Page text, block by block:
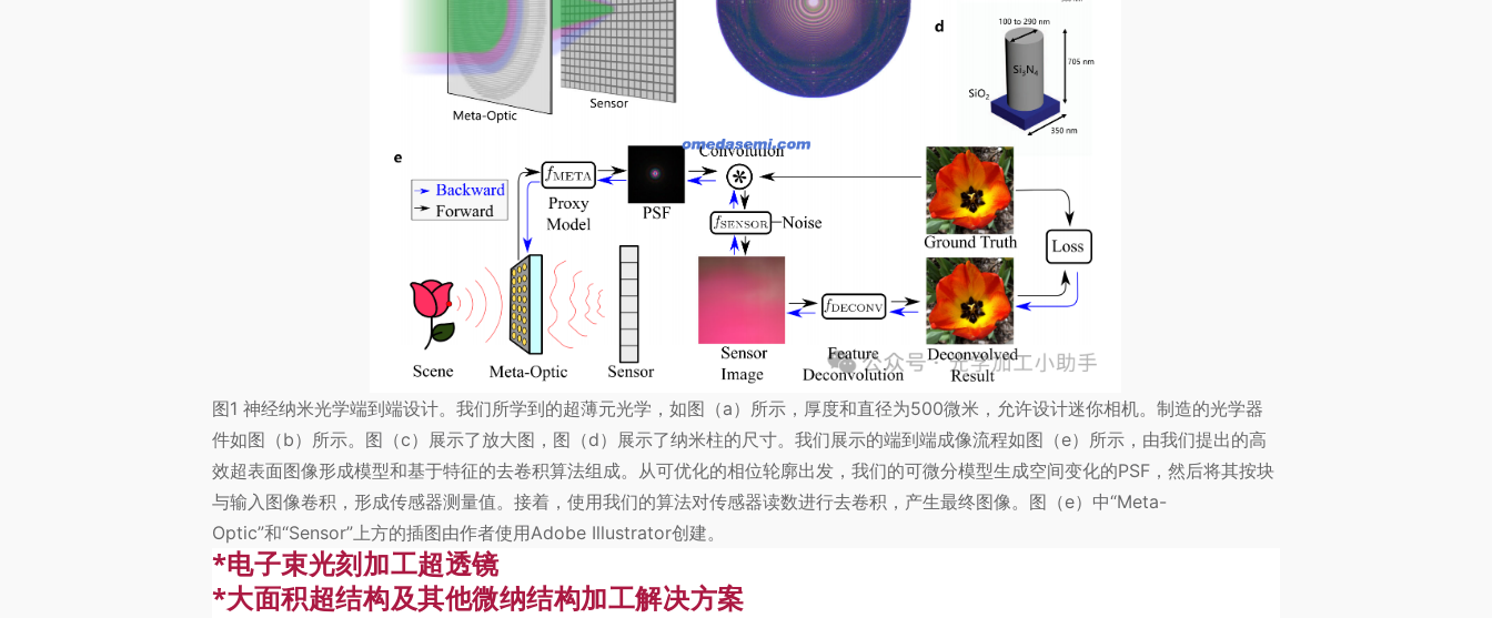
图1 神经纳米光学端到端设计。我们所学到的超薄元光学，如图（a）所示，厚度和直径为500微米，允许设计迷你相机。制造的光学器
件如图（b）所示。图（c）展示了放大图，图（d）展示了纳米柱的尺寸。我们展示的端到端成像流程如图（e）所示，由我们提出的高
效超表面图像形成模型和基于特征的去卷积算法组成。从可优化的相位轮廓出发，我们的可微分模型生成空间变化的PSF，然后将其按块
与输入图像卷积，形成传感器测量值。接着，使用我们的算法对传感器读数进行去卷积，产生最终图像。图（e）中“Meta-
Optic”和“Sensor”上方的插图由作者使用Adobe Illustrator创建。
*电子束光刻加工超透镜
*大面积超结构及其他微纳结构加工解决方案